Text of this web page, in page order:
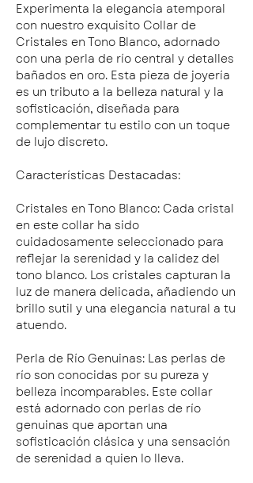
Experimenta la elegancia atemporal
con nuestro exquisito Collar de
Cristales en Tono Blanco, adornado
con una perla de río central y detalles
bañados en oro. Esta pieza de joyería
es un tributo a la belleza natural y la
sofisticación, diseñada para
complementar tu estilo con un toque
de lujo discreto.
Características Destacadas:
Cristales en Tono Blanco: Cada cristal
en este collar ha sido
cuidadosamente seleccionado para
reflejar la serenidad y la calidez del
tono blanco. Los cristales capturan la
luz de manera delicada, añadiendo un
brillo sutil y una elegancia natural a tu
atuendo.
Perla de Río Genuinas: Las perlas de
río son conocidas por su pureza y
belleza incomparables. Este collar
está adornado con perlas de río
genuinas que aportan una
sofisticación clásica y una sensación
de serenidad a quien lo lleva.